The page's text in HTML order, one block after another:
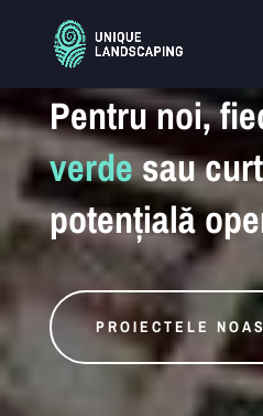
Pentru noi,
verdesau
potențială
PROIECTELE